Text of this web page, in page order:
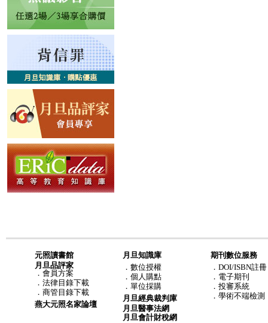
元照讀書館
月旦品評家
． 會員方案
． 法律目錄下載
． 商管目錄下載
燕大元照名家論壇
月旦知識庫
． 數位授權
． 個人購點
． 單位採購
月旦經典裁判庫
月旦醫事法網
月旦會計財稅網
期刊數位服務
．DOI/ISBN註冊
．電子期刊
．投審系統
．學術不端檢測